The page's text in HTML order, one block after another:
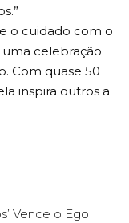
o cuidado com o
celebração
Com quase 50
inspira outros a
Vence o Ego